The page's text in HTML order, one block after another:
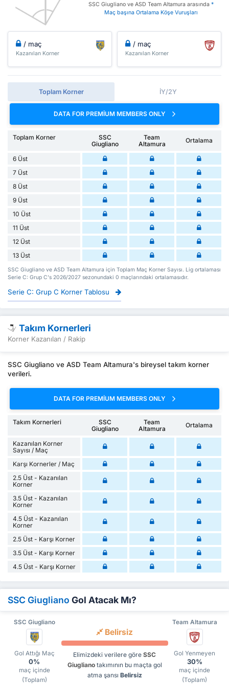
SSC Giugliano ve ASD Team Altamura arasında *
Maç başına Ortalama Köşe Vuruşları
/ maç
Kazanılan Korner
/ maç
Kazanılan Korner
Toplam Korner İY/2Y
DATA FOR PREMIUM MEMBERS ONLY
Toplam Korner
SSC
Giugliano
Team
Altamura
Ortalama
6 Üst
7 Üst
8 Üst
9 Üst
10 Üst
11 Üst
12 Üst
13 Üst
SSC Giugliano ve ASD Team Altamura için Toplam Maç Korner Sayısı. Lig ortalaması
Serie C: Grup C's 2026/2027 sezonundaki 0 maçlarındaki ortalamasıdır.
Serie C: Grup C Korner Tablosu
Takım Kornerleri
Korner Kazanılan / Rakip
SSC Giugliano ve ASD Team Altamura's bireysel takım korner
verileri.
DATA FOR PREMIUM MEMBERS ONLY
Takım Kornerleri
SSC
Giugliano
Team
Altamura
Ortalama
Kazanılan Korner
Sayısı / Maç
Karşı Kornerler / Maç
2.5 Üst - Kazanılan
Korner
3.5 Üst - Kazanılan
Korner
4.5 Üst - Kazanılan
Korner
2.5 Üst - Karşı Korner
3.5 Üst - Karşı Korner
4.5 Üst - Karşı Korner
SSC Giugliano Gol Atacak Mı?
SSC Giugliano Team Altamura
Gol Attığı Maç
0%
maç içinde
(Toplam)
Belirsiz
Elimizdeki verilere göre SSC
Giuglianotakımının bu maçta gol
atma şansı Belirsiz
Gol Yenmeyen
30%
maç içinde
(Toplam)